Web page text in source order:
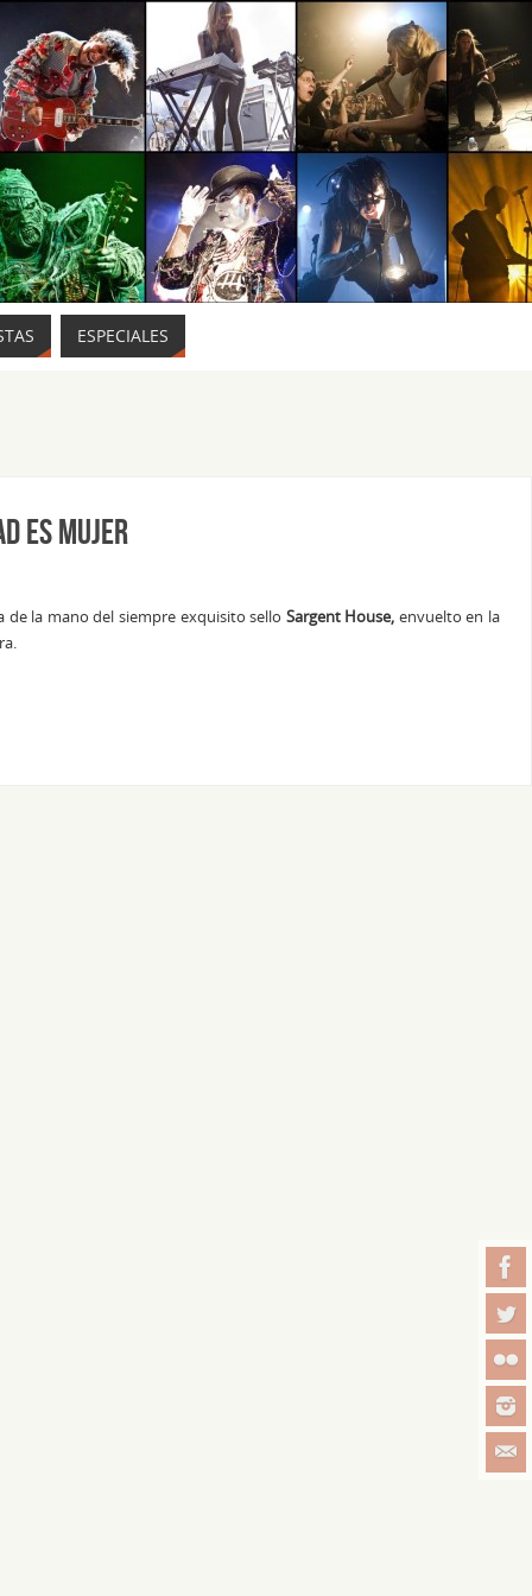
ESPECIALES
ES MUJER
de la mano del siempre exquisito sello Sargent House, envuelto en la